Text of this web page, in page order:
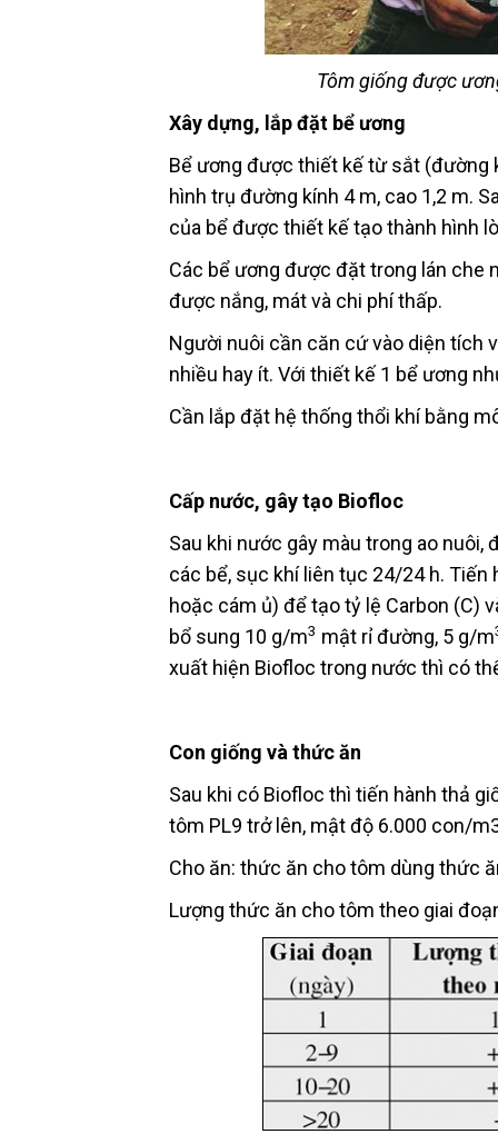
Tôm giống được
Xây dựng, lắp đặt bể ương
Bể ương được thiết kế từ sắt (đường
hình trụ đường kính 4 m, cao 1,2 m.
của bể được thiết kế tạo thành hình
Các bể ương được đặt trong lán che
được nắng, mát và chi phí thấp.
Người nuôi cần căn cứ vào diện tích
nhiều hay ít. Với thiết kế 1 bể ương
Cần lắp đặt hệ thống thổi khí bằng
Cấp nước, gây tạo Biofloc
Sau khi nước gây màu trong ao
các bể, sục khí liên tục 24/24 h.
hoặc cám ủ) để tạo tỷ lệ Carbon (C)
bổ sung 10 g/m3 mật rỉ đường, 5 g/m
xuất hiện Biofloc trong nước thì có
Con giống và thức ăn
Sau khi có Biofloc thì tiến hành thả
tôm PL9 trở lên, mật độ 6.000 con/
Cho ăn: thức ăn cho tôm dùng thức
Lượng thức ăn cho tôm theo giai